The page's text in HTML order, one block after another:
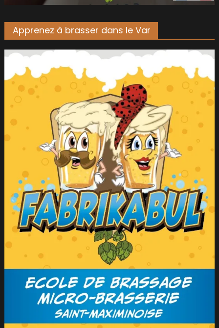
Apprenez à brasser dans le Var